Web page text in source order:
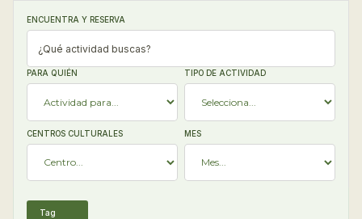
ENCUENTRA Y RESERVA
PARA QUIÉN TIPO DE ACTIVIDAD
CENTROS CULTURALES MES
Tag